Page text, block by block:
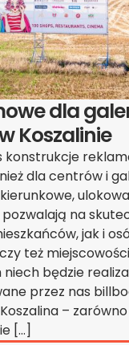
dla
Koszalinie
konstrukcje
dla centrów i
pozwalają na
jak i
też miejscowości
będzie
przez nas
–
[…]